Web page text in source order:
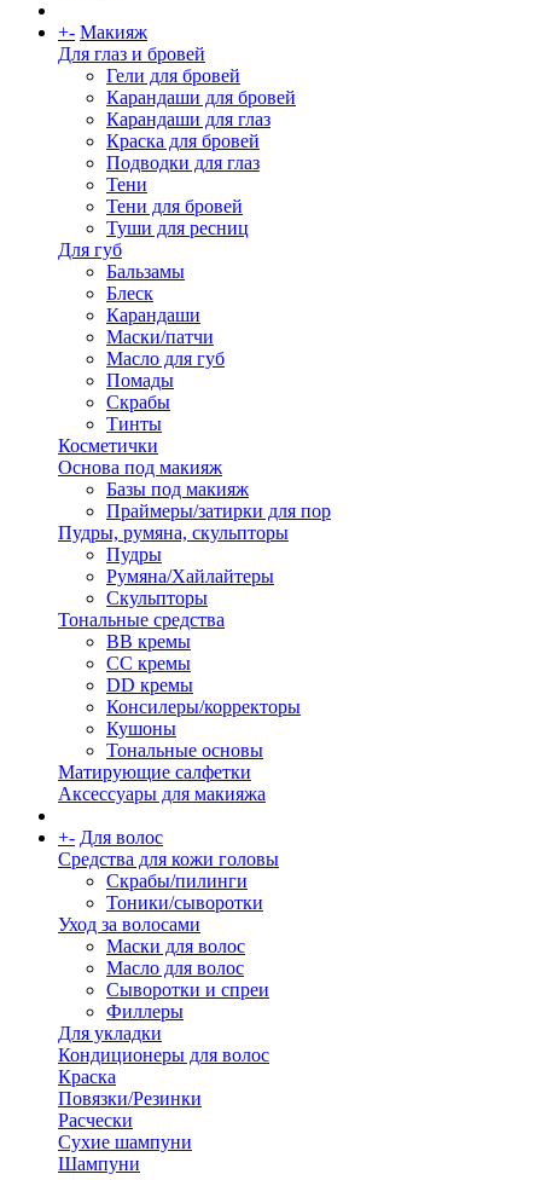
+- Макияж
Для глаз и бровей
Гели для бровей
Карандаши для бровей
Карандаши для глаз
Краска для бровей
Подводки для глаз
Тени
Тени для бровей
Туши для ресниц
Для губ
Бальзамы
Блеск
Карандаши
Маски/патчи
Масло для губ
Помады
Скрабы
Тинты
Косметички
Основа под макияж
Базы под макияж
Праймеры/затирки для пор
Пудры, румяна, скульпторы
Пудры
Румяна/Хайлайтеры
Скульпторы
Тональные средства
BB кремы
CC кремы
DD кремы
Консилеры/корректоры
Кушоны
Тональные основы
Матирующие салфетки
Аксессуары для макияжа
+- Для волос
Средства для кожи головы
Скрабы/пилинги
Тоники/сыворотки
Уход за волосами
Маски для волос
Масло для волос
Сыворотки и спреи
Филлеры
Для укладки
Кондиционеры для волос
Краска
Повязки/Резинки
Расчески
Сухие шампуни
Шампуни